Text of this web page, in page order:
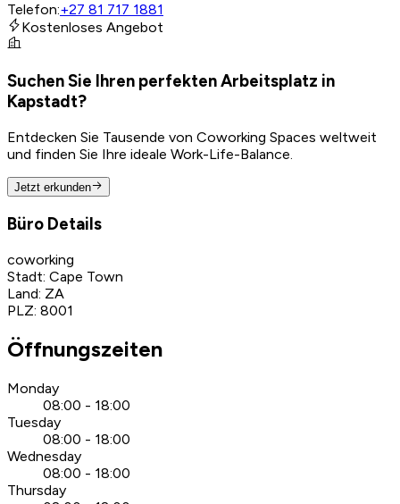
Telefon:+27 81 717 1881
Kostenloses Angebot
Suchen Sie Ihren perfekten Arbeitsplatz in
Kapstadt?
Entdecken Sie Tausende von Coworking Spaces weltweit
und finden Sie Ihre ideale Work-Life-Balance.
Jetzt erkunden
Büro Details
coworking
Stadt: Cape Town
Land: ZA
PLZ: 8001
Öffnungszeiten
Monday
08:00 - 18:00
Tuesday
08:00 - 18:00
Wednesday
08:00 - 18:00
Thursday